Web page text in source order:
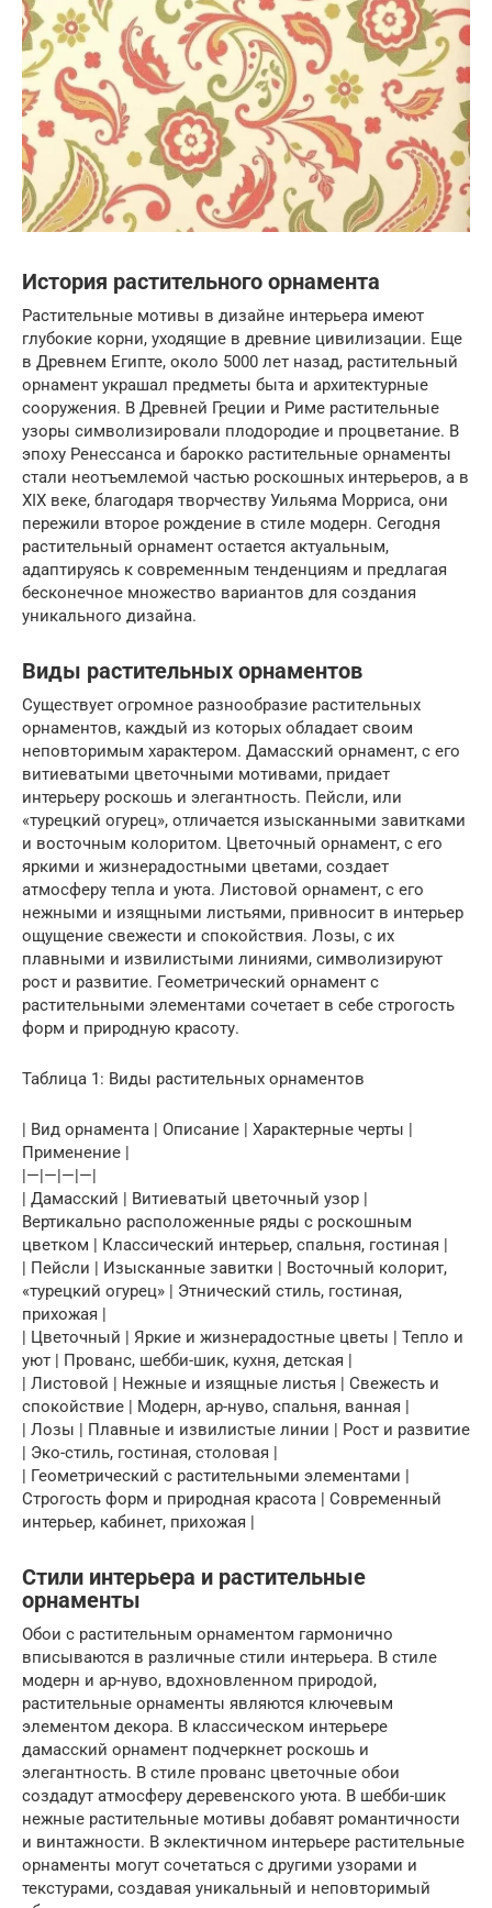
История растительного орнамента
Растительные мотивы в дизайне интерьера имеют
глубокие корни, уходящие в древние цивилизации. Еще
в Древнем Египте, около 5000 лет назад, растительный
орнамент украшал предметы быта и архитектурные
сооружения. В Древней Греции и Риме растительные
узоры символизировали плодородие и процветание. В
эпоху Ренессанса и барокко растительные орнаменты
стали неотъемлемой частью роскошных интерьеров, а в
XIX веке, благодаря творчеству Уильяма Морриса, они
пережили второе рождение в стиле модерн. Сегодня
растительный орнамент остается актуальным,
адаптируясь к современным тенденциям и предлагая
бесконечное множество вариантов для создания
уникального дизайна.
Виды растительных орнаментов
Существует огромное разнообразие растительных
орнаментов, каждый из которых обладает своим
неповторимым характером. Дамасский орнамент, с его
витиеватыми цветочными мотивами, придает
интерьеру роскошь и элегантность. Пейсли, или
«турецкий огурец», отличается изысканными завитками
и восточным колоритом. Цветочный орнамент, с его
яркими и жизнерадостными цветами, создает
атмосферу тепла и уюта. Листовой орнамент, с его
нежными и изящными листьями, привносит в интерьер
ощущение свежести и спокойствия. Лозы, с их
плавными и извилистыми линиями, символизируют
рост и развитие. Геометрический орнамент с
растительными элементами сочетает в себе строгость
форм и природную красоту.
Таблица 1: Виды растительных орнаментов
| Вид орнамента | Описание | Характерные черты |
Применение |
|—|—|—|—|
| Дамасский | Витиеватый цветочный узор |
Вертикально расположенные ряды с роскошным
цветком | Классический интерьер, спальня, гостиная |
| Пейсли | Изысканные завитки | Восточный колорит,
«турецкий огурец» | Этнический стиль, гостиная,
прихожая |
| Цветочный | Яркие и жизнерадостные цветы | Тепло и
уют | Прованс, шебби-шик, кухня, детская |
| Листовой | Нежные и изящные листья | Свежесть и
спокойствие | Модерн, ар-нуво, спальня, ванная |
| Лозы | Плавные и извилистые линии | Рост и развитие
| Эко-стиль, гостиная, столовая |
| Геометрический с растительными элементами |
Строгость форм и природная красота | Современный
интерьер, кабинет, прихожая |
Стили интерьера и растительные
орнаменты
Обои с растительным орнаментом гармонично
вписываются в различные стили интерьера. В стиле
модерн и ар-нуво, вдохновленном природой,
растительные орнаменты являются ключевым
элементом декора. В классическом интерьере
дамасский орнамент подчеркнет роскошь и
элегантность. В стиле прованс цветочные обои
создадут атмосферу деревенского уюта. В шебби-шик
нежные растительные мотивы добавят романтичности
и винтажности. В эклектичном интерьере растительные
орнаменты могут сочетаться с другими узорами и
текстурами, создавая уникальный и неповторимый